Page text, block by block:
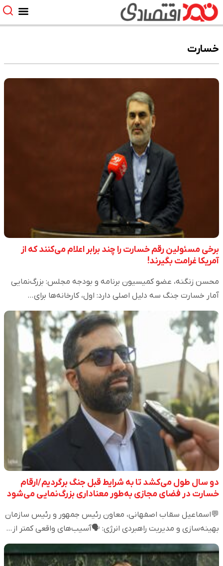
خسارت
برخی مسئولین رقم‌ خسارت را چند برابر اعلام می‌کنند که از
آمریکا غرامت بگیرند!
محسن زنگنه، عضو کمیسیون برنامه و بودجه مجلس: بزرگ‌نمایی
آمار خسارت جنگ سه دلیل اصلی دارد: اول، کارخانه‌ها برای…
دو سال طول می‌کشد تا به شرایط قبل جنگ برگردیم/ارقام
خسارت در فضای مجازی به‌طور معناداری بزرگ‌نمایی می‌شود
💬اسماعیل سقاب اصفهانی، معاون رئیس جمهور و رئیس سازمان
بهینه‌سازی و مدیریت راهبردی انرژی: 🗣️آسیب‌های واقعی کمتر از…